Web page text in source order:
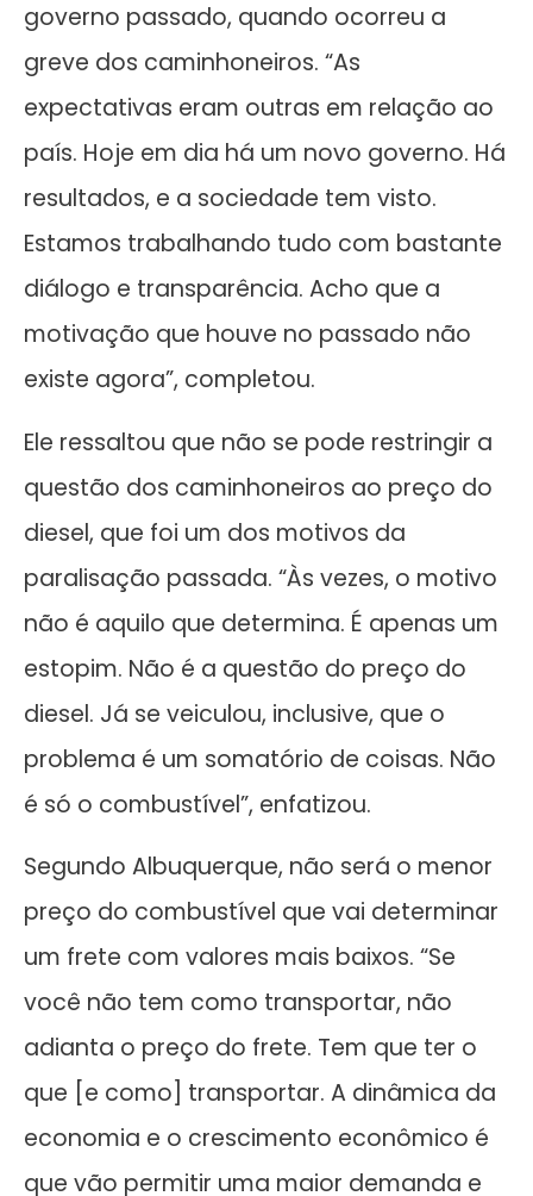
governo passado, quando ocorreu a
greve dos caminhoneiros. “As
expectativas eram outras em relação ao
país. Hoje em dia há um novo governo. Há
resultados, e a sociedade tem visto.
Estamos trabalhando tudo com bastante
diálogo e transparência. Acho que a
motivação que houve no passado não
existe agora”, completou.
Ele ressaltou que não se pode restringir a
questão dos caminhoneiros ao preço do
diesel, que foi um dos motivos da
paralisação passada. “Às vezes, o motivo
não é aquilo que determina. É apenas um
estopim. Não é a questão do preço do
diesel. Já se veiculou, inclusive, que o
problema é um somatório de coisas. Não
é só o combustível”, enfatizou.
Segundo Albuquerque, não será o menor
preço do combustível que vai determinar
um frete com valores mais baixos. “Se
você não tem como transportar, não
adianta o preço do frete. Tem que ter o
que [e como] transportar. A dinâmica da
economia e o crescimento econômico é
que vão permitir uma maior demanda e